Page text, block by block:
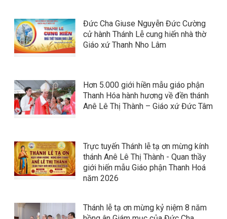
Đức Cha Giuse Nguyễn Đức Cường
cử hành Thánh Lễ cung hiến nhà thờ
Giáo xứ Thanh Nho Lâm
Hơn 5.000 giới hiền mẫu giáo phận
Thanh Hóa hành hương về đền thánh
Anê Lê Thị Thành – Giáo xứ Đức Tâm
Trực tuyến Thánh lễ tạ ơn mừng kính
thánh Anê Lê Thị Thành - Quan thầy
giới hiến mẫu Giáo phận Thanh Hoá
năm 2026
Thánh lễ tạ ơn mừng kỷ niệm 8 năm